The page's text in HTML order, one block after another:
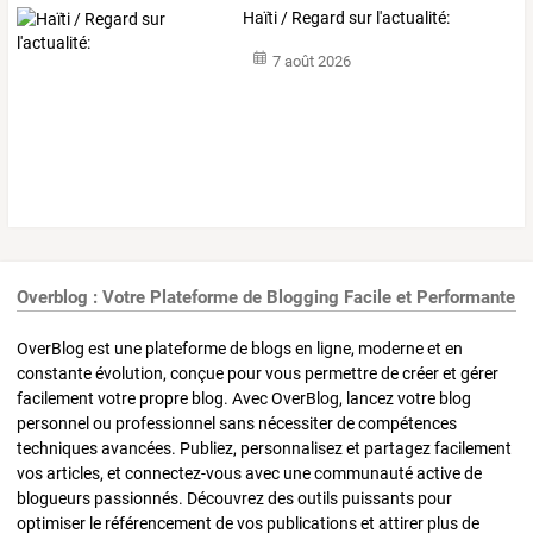
Haïti / Regard sur l'actualité:
7 août 2026
Overblog : Votre Plateforme de Blogging Facile et Performante
OverBlog est une plateforme de blogs en ligne, moderne et en
constante évolution, conçue pour vous permettre de créer et gérer
facilement votre propre blog. Avec OverBlog, lancez votre blog
personnel ou professionnel sans nécessiter de compétences
techniques avancées. Publiez, personnalisez et partagez facilement
vos articles, et connectez-vous avec une communauté active de
blogueurs passionnés. Découvrez des outils puissants pour
optimiser le référencement de vos publications et attirer plus de